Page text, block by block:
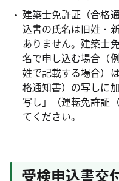
建築士免許証（合格
込書の氏名は旧姓・
ありません。建築士
名で申し込む場合（
姓で記載する場合）
格通知書）の写しに
写し」（運転免許証
てください。
受検申込書交